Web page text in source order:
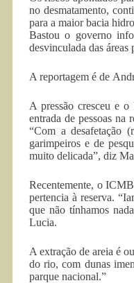
no desmatamento,
para a maior bacia
Bastou o governo
desvinculada das
A reportagem é de
A pressão cresceu e
entrada de pessoas na
“Com a desafetação
garimpeiros e de
muito delicada”, diz
Recentemente, o
pertencia à reserva.
que não tínhamos
Lucia.
A extração de areia é
do rio, com dunas
parque nacional.”